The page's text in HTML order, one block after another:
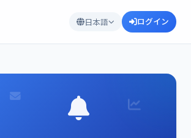
日本語 ログイン